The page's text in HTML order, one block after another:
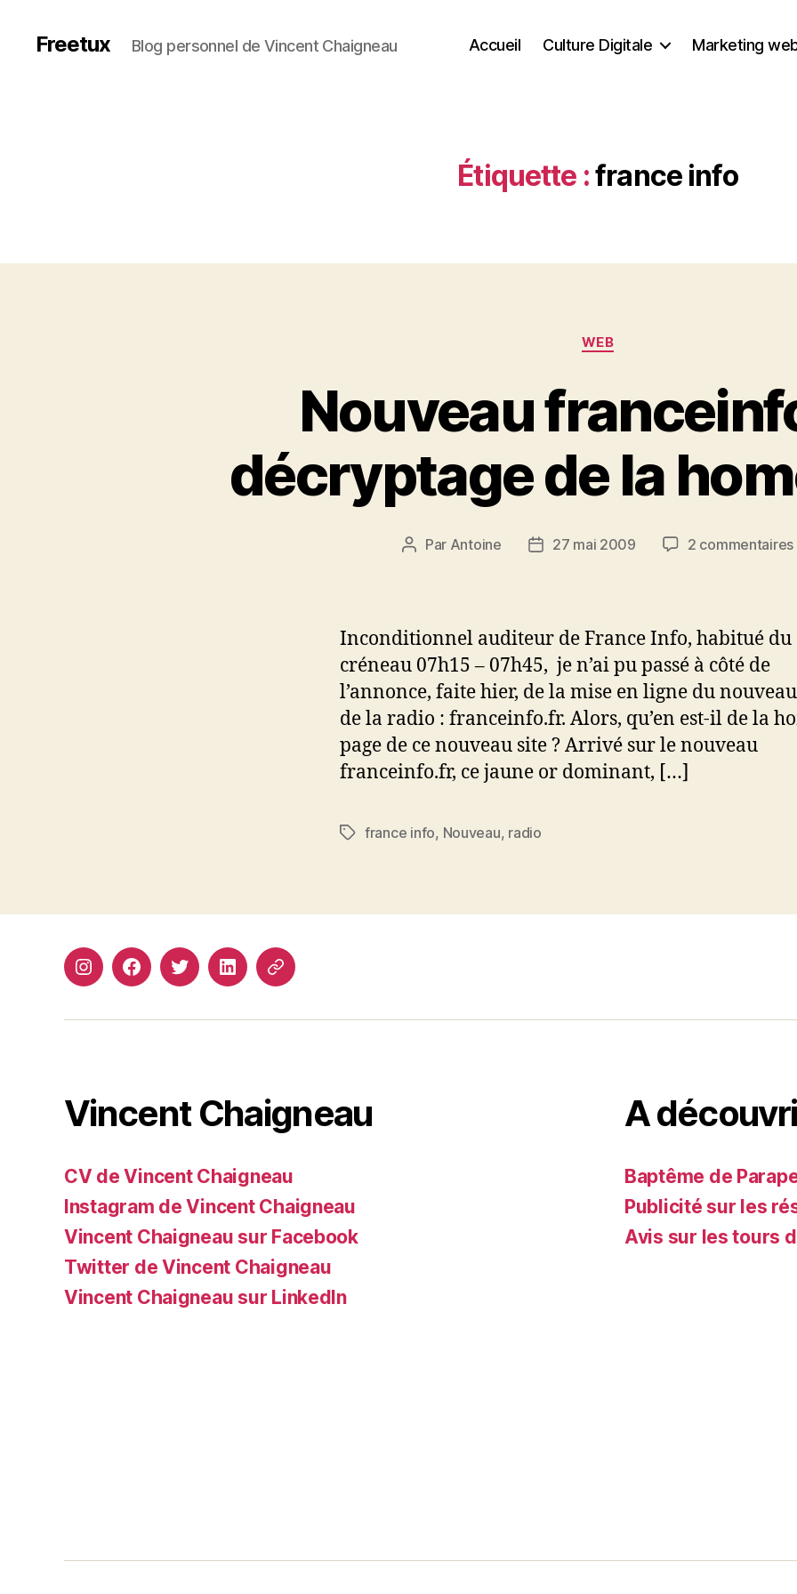
Freetux Blog personnel de Vincent Chaigneau Accueil Culture Digitale Marketing
Étiquette :france info
Catégories
WEB
Nouveau
décryptage de la
Auteur
Par Antoine
Date27 mai 2009 2 commentaires
Inconditionnel auditeur de France Info, habitué du
créneau 07h15 – 07h45, je n’ai pu passé à côté de
l’annonce, faite hier, de la mise en ligne du
de la radio : franceinfo.fr. Alors, qu’en est-il de la
page de ce nouveau site ? Arrivé sur le nouveau
franceinfo.fr, ce jaune or dominant, […]
Étiquettes
france info, Nouveau, radio
InstagramFacebookTwitterLinkedinSite
Vincent Chaigneau
CV de Vincent Chaigneau
Instagram de Vincent Chaigneau
Vincent Chaigneau sur Facebook
Twitter de Vincent Chaigneau
Vincent Chaigneau sur LinkedIn
A
Baptême de
Publicité sur les
Avis sur les tours